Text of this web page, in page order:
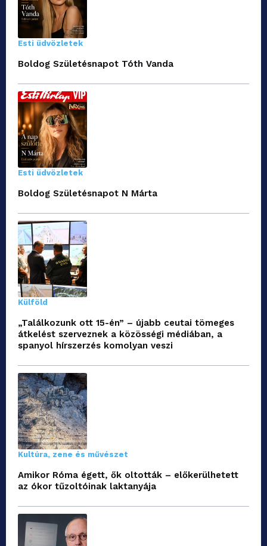
Esti üdvözletek
Boldog Születésnapot Tóth Vanda
Esti üdvözletek
Boldog Születésnapot N Márta
Külföld
„Találkozunk ott 15-én” – újabb ceutai tömeges
átkelést szerveznek a közösségi médiában, a
spanyol hírszerzés komolyan veszi
Kultúra, zene és művészet
Amikor Róma égett, ők oltották – előkerülhetett
az ókor tűzoltóinak laktanyája